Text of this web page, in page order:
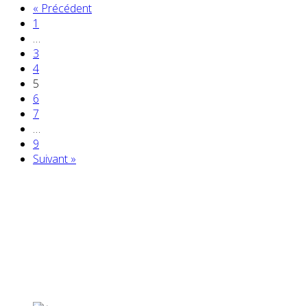
« Précédent
1
…
3
4
5
6
7
…
9
Suivant »